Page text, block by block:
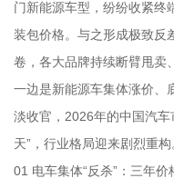
门新能源车型，纷纷收紧终
装包价格。与之形成极致反
卷，各大品牌持续断臂甩卖
一边是新能源车集体涨价、
淡收官，2026年的中国汽
天”，行业格局迎来剧烈重构
01 电车集体“反杀”：三年价